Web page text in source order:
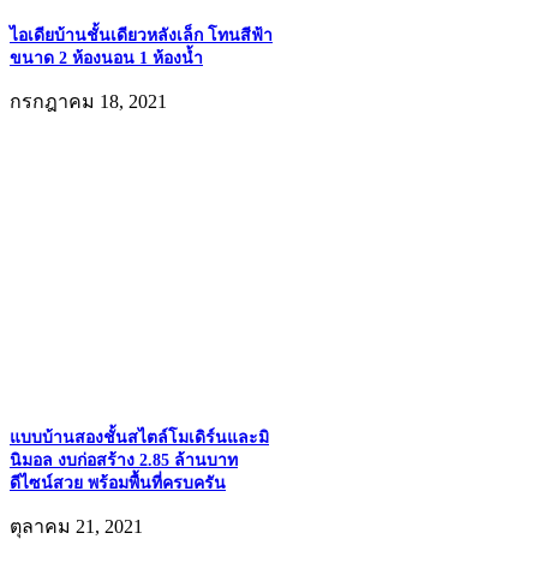
ไอเดียบ้านชั้นเดียวหลังเล็ก โทนสีฟ้า
ขนาด 2 ห้องนอน 1 ห้องน้ำ
กรกฎาคม 18, 2021
แบบบ้านสองชั้นสไตล์โมเดิร์นและมิ
นิมอล งบก่อสร้าง 2.85 ล้านบาท
ดีไซน์สวย พร้อมพื้นที่ครบครัน
ตุลาคม 21, 2021